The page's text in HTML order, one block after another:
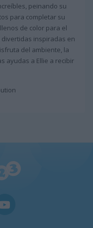
peinando su
para completar su
de color para el
inspiradas en
del ambiente, la
ayudas a Ellie a recibir